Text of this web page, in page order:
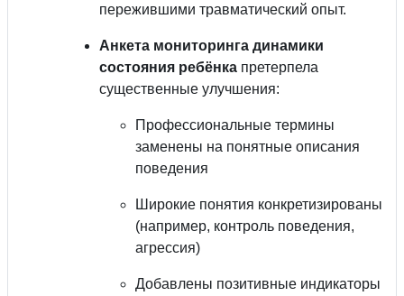
пережившими травматический опыт.
Анкета мониторинга динамики
состояния ребёнка претерпела
существенные улучшения:
Профессиональные термины
заменены на понятные описания
поведения
Широкие понятия конкретизированы
(например, контроль поведения,
агрессия)
Добавлены позитивные индикаторы